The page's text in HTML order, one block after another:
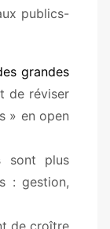
publics-
grandes
de réviser
» en open
sont plus
: gestion,
de croître